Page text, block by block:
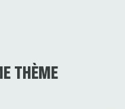
THÈME